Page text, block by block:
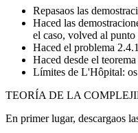
Repasaos las
Haced las
el caso, volved al punto
Haced el problema
Haced desde el
Límites de L'Hôpital:
TEORÍA DE LA
En primer lugar, descargaos